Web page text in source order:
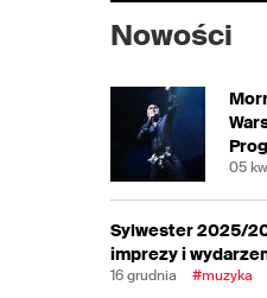
Nowości
05
Sylwester 2025/
imprezy i
16 grudnia #muzyka